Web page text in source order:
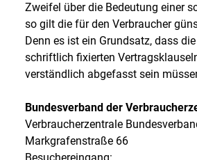
Zweifel über die Bedeutung einer
so gilt die für den Verbraucher
Denn es ist ein Grundsatz, dass
schriftlich fixierten
verständlich abgefasst sein
Bundesverband der
Verbraucherzentrale
Markgrafenstraße 66